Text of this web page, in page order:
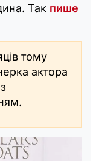
Так пише
тому
актора